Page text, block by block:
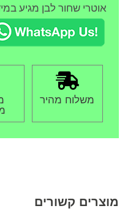
אוטרי שחור לבן מגיע במידות
משלוח מהיר
מוצרים קשורים